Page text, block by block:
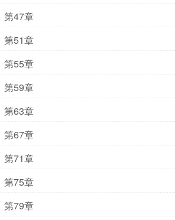
第47章
第51章
第55章
第59章
第63章
第67章
第71章
第75章
第79章